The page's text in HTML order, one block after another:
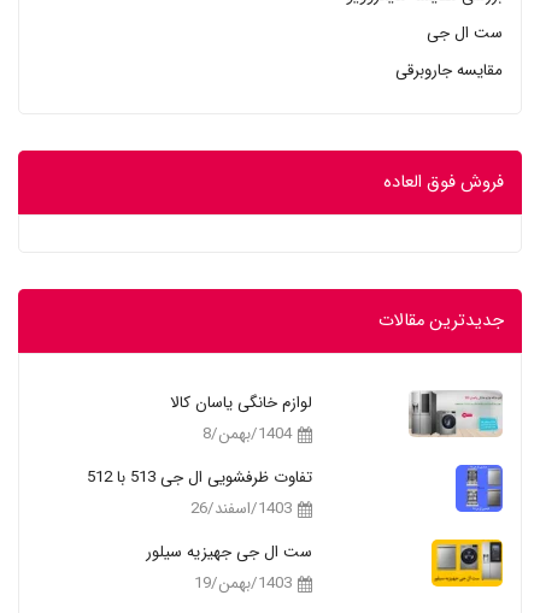
ست ال جی
مقایسه جاروبرقی
فروش فوق العاده
جدیدترین مقالات
لوازم خانگی یاسان کالا
1404/بهمن/8
تفاوت ظرفشویی ال جی 513 با 512
1403/اسفند/26
ست ال جی جهیزیه سیلور
1403/بهمن/19